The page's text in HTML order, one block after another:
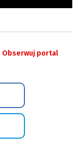
Obserwuj portal